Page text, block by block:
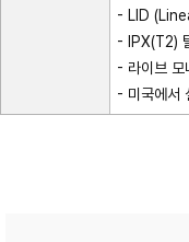
- LID
- IPX(T2)
- 라이브 모
- 미국에서